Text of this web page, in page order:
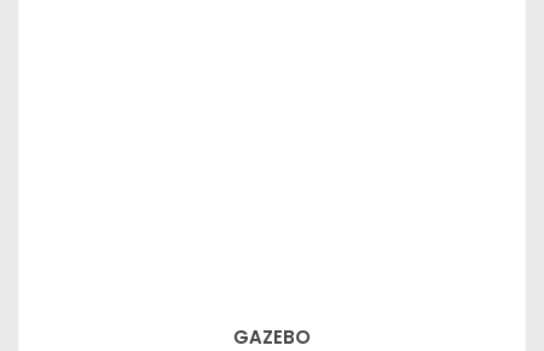
GAZEBO